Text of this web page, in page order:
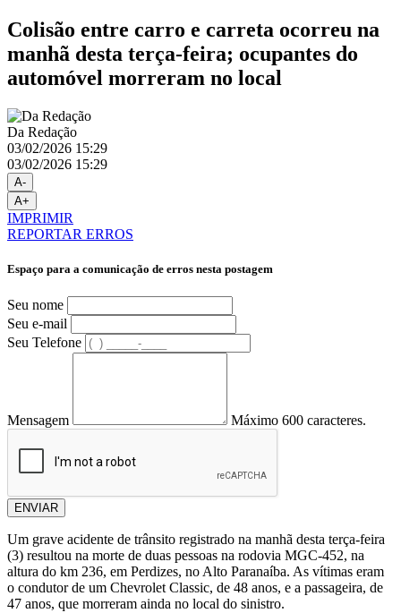
Colisão entre carro e carreta ocorreu na
manhã desta terça-feira; ocupantes do
automóvel morreram no local
Da Redação
03/02/2026 15:29
03/02/2026 15:29
A-
A+
IMPRIMIR
REPORTAR ERROS
Espaço para a comunicação de erros nesta postagem
Seu nome
Seu e-mail
Seu Telefone
Mensagem Máximo 600 caracteres.
ENVIAR
Um grave acidente de trânsito registrado na manhã desta terça-feira
(3) resultou na morte de duas pessoas na rodovia MGC-452, na
altura do km 236, em Perdizes, no Alto Paranaíba. As vítimas eram
o condutor de um Chevrolet Classic, de 48 anos, e a passageira, de
47 anos, que morreram ainda no local do sinistro.